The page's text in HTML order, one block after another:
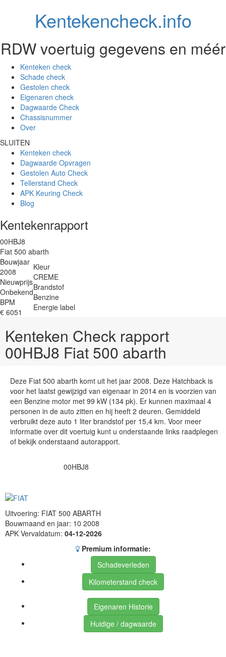
Kentekencheck.info
RDW voertuig gegevens en méér
Kenteken check
Schade check
Gestolen check
Eigenaren check
Dagwaarde Check
Chassisnummer
Over
SLUITEN
Kenteken check
Dagwaarde Opvragen
Gestolen Auto Check
Tellerstand Check
APK Keuring Check
Blog
Kentekenrapport
00HBJ8
Fiat 500 abarth
Bouwjaar
2008
Nieuwprijs
Onbekend
BPM
€ 6051
Kleur
CREME
Brandstof
Benzine
Energie label
Kenteken Check rapport
00HBJ8 Fiat 500 abarth
Deze Fiat 500 abarth komt uit het jaar 2008. Deze Hatchback is
voor het laatst gewijzigd van eigenaar in 2014 en is voorzien van
een Benzine motor met 99 kW (134 pk). Er kunnen maximaal 4
personen in de auto zitten en hij heeft 2 deuren. Gemiddeld
verbruikt deze auto 1 liter brandstof per 15,4 km. Voor meer
informatie over dit voertuig kunt u onderstaande links raadplegen
of bekijk onderstaand autorapport.
00HBJ8
Uitvoering: FIAT 500 ABARTH
Bouwmaand en jaar: 10 2008
APK Vervaldatum: 04-12-2026
Premium informatie:
Schadeverleden
Kilometerstand check
Eigenaren Historie
Huidige / dagwaarde